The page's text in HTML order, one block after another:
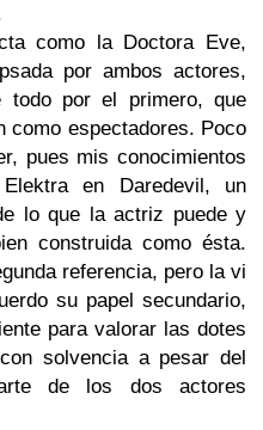
como la Doctora Eve,
por ambos actores,
todo por el primero, que
como espectadores. Poco
pues mis conocimientos
en Daredevil, un
lo que la actriz puede y
construida como ésta.
referencia, pero la vi
su papel secundario,
para valorar las dotes
solvencia a pesar del
de los dos actores